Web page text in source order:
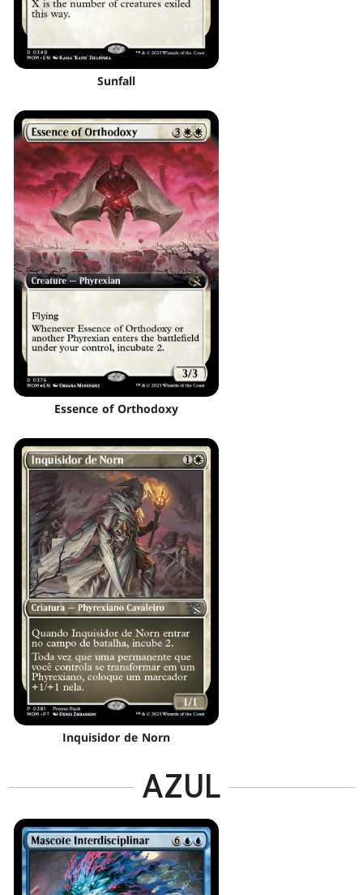
Sunfall
Essence of Orthodoxy
Inquisidor de Norn
AZUL